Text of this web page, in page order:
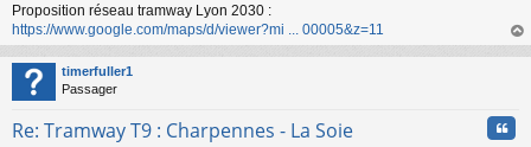
g
e
n
o
n
l
Proposition réseau tramway Lyon 2030 :
https://www.google.com/maps/d/viewer?mi ... 00005&z=11
au
timerfuller1
Passager
Re: Tramway T9 : Charpennes - La Soie